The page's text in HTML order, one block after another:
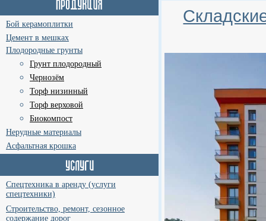
Бой керамоплитки
Цемент в мешках
Плодородные грунты
Грунт плодородный
Чернозём
Торф низинный
Торф верховой
Биокомпост
Нерудные материалы
Асфальтная крошка
Спецтехника в аренду (услуги
спецтехники)
Строительство, ремонт, сезонное
содержание дорог